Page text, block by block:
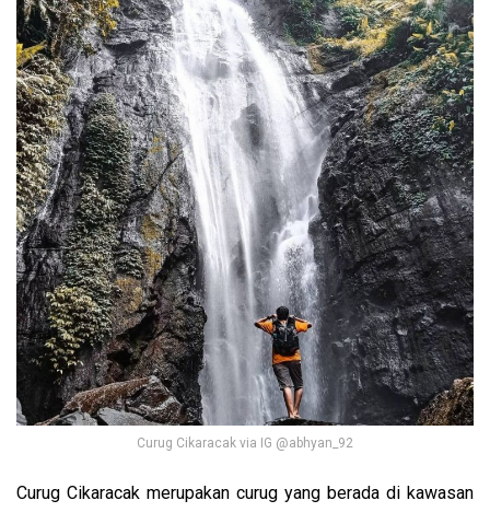
Curug Cikaracak via IG @abhyan_92
Curug Cikaracak merupakan curug yang berada di kawasan